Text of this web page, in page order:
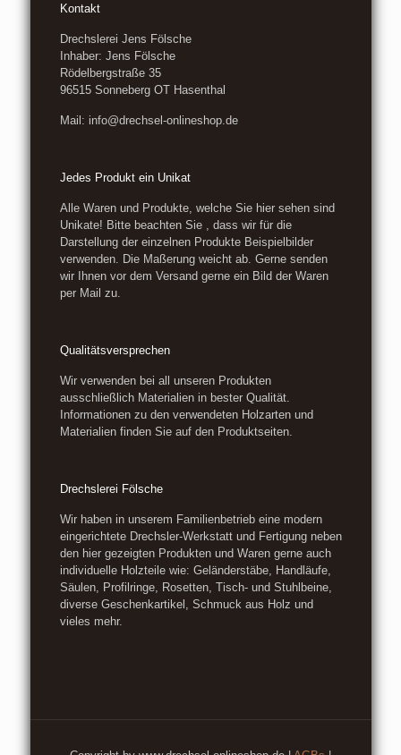
Kontakt
Drechslerei Jens Fölsche
Inhaber: Jens Fölsche
Rödelbergstraße 35
96515 Sonneberg OT Hasenthal
Mail: info@drechsel-onlineshop.de
Jedes Produkt ein Unikat
Alle Waren und Produkte, welche Sie hier sehen sind
Unikate! Bitte beachten Sie , dass wir für die
Darstellung der einzelnen Produkte Beispielbilder
verwenden. Die Maßerung weicht ab. Gerne senden
wir Ihnen vor dem Versand gerne ein Bild der Waren
per Mail zu.
Qualitätsversprechen
Wir verwenden bei all unseren Produkten
ausschließlich Materialien in bester Qualität.
Informationen zu den verwendeten Holzarten und
Materialien finden Sie auf den Produktseiten.
Drechslerei Fölsche
Wir haben in unserem Familienbetrieb eine modern
eingerichtete Drechsler-Werkstatt und Fertigung neben
den hier gezeigten Produkten und Waren gerne auch
individuelle Holzteile wie: Geländerstäbe, Handläufe,
Säulen, Profilringe, Rosetten, Tisch- und Stuhlbeine,
diverse Geschenkartikel, Schmuck aus Holz und
vieles mehr.